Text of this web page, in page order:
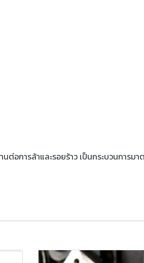
ต่อการล้าและรอยร้าว เป็นกระบวนการ